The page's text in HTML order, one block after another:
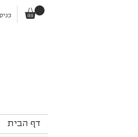
דף הבית